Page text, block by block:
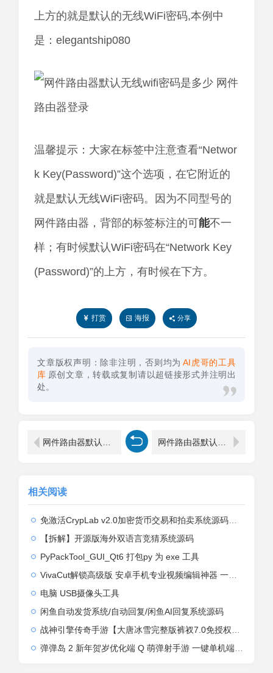
上方的就是默认的无线WiFi密码,本例中
是：elegantship080
温馨提示：大家在标签中注意查看“Networ
k Key(Password)”这个选项，在它附近的
就是默认无线WiFi密码。因为不同型号的
网件路由器，背部的标签标注的可能不一
样；有时候默认WiFi密码在“Network Key
(Password)”的上方，有时候在下方。
打赏 海报 分享
文章版权声明：除非注明，否则均为 AI虎哥的工具
库 原创文章，转载或复制请以超链接形式并注明出
处。
网件路由器默认密码 网件(NETGEAR)路由器默认初始登陆密码是什么？ 网件路由器默认无线wifi密码是多少？
相关阅读
免激活CrypLab v2.0加密货币交易和拍卖系统源码，前台新增中文后台全部汉化
【拆解】开源版海外双语言竞猜系统源码
PyPackTool_GUI_Qt6 打包py 为 exe 工具
VivaCut解锁高级版 安卓手机专业视频编辑神器 一键式AI加持
电脑 USB摄像头工具
闲鱼自动发货系统/自动回复/闲鱼AI回复系统源码
战神引擎传奇手游【大唐冰雪完整版裤衩7.0免授权】2026整理特色服务端+寒冬之城+万象古城+天威大陆+大唐盛世【站长亲测】
弹弹岛 2 新年贺岁优化端 Q 萌弹射手游 一键单机端 + Linux 手工端 + GM 后台 + 安卓 iOS 双端带教程